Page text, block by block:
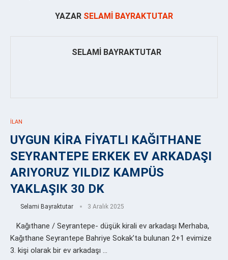
YAZAR SELAMI BAYRAKTUTAR
SELAMI BAYRAKTUTAR
İLAN
UYGUN KİRA FİYATLI KAĞITHANE
SEYRANTEPE ERKEK EV ARKADAŞI
ARIYORUZ YILDIZ KAMPÜS
YAKLAŞIK 30 DK
Selami Bayraktutar 3 Aralık 2025
Kağıthane / Seyrantepe- düşük kirali ev arkadaşı Merhaba,
Kağıthane Seyrantepe Bahriye Sokak’ta bulunan 2+1 evimize
3. kişi olarak bir ev arkadaşı …